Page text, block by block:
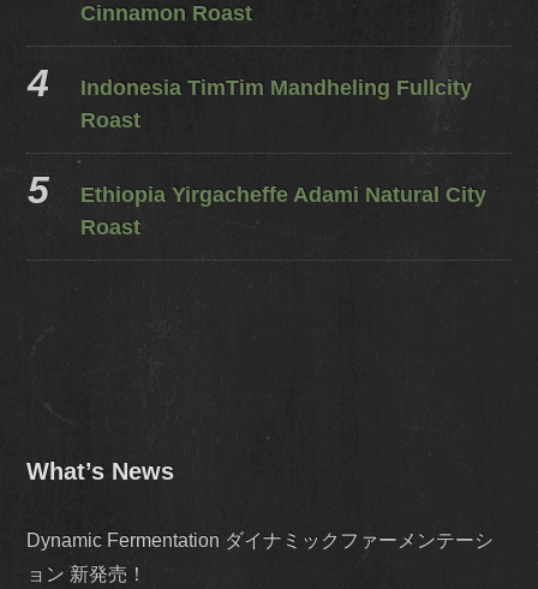
Cinnamon Roast
Indonesia TimTim Mandheling Fullcity
Roast
Ethiopia Yirgacheffe Adami Natural City
Roast
What’s News
Dynamic Fermentation ダイナミックファーメンテーシ
ョン 新発売！